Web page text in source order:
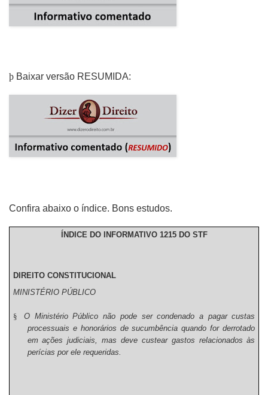
þ Baixar versão RESUMIDA:
Confira abaixo o índice. Bons estudos.
ÍNDICE DO INFORMATIVO 1215 DO STF
DIREITO CONSTITUCIONAL
MINISTÉRIO PÚBLICO
§
O Ministério Público não pode ser condenado a pagar custas
processuais e honorários de sucumbência quando for derrotado
em ações judiciais, mas deve custear gastos relacionados às
perícias por ele requeridas.